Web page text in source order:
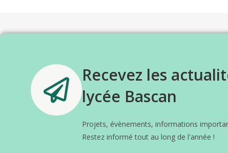
Recevez les
lycée Bascan
Projets, évènements, informations
Restez informé tout au long de l'année !